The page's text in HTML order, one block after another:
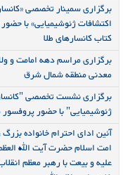
برگزاری سمینار تخصصی
اکتشافات ژئوشیمیایی» با
کتاب کانسارهای طلا
برگزاری مراسم دهه امامت و
معدنی منطقه شمال شرق
برگزاری نشست تخصصی
ژئوشیمیایی" با حضور
آئین ادای احترام خانواده
امت اسلام حضرت آیت الله
علیه و بیعت با رهبر معظم